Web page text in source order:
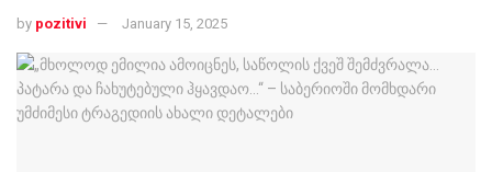
by pozitivi January 15, 2025